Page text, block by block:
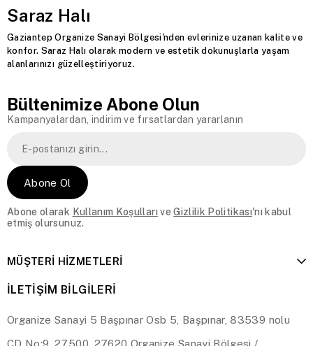
Saraz Halı
Gaziantep Organize Sanayi Bölgesi'nden evlerinize uzanan kalite ve
konfor. Saraz Halı olarak modern ve estetik dokunuşlarla yaşam
alanlarınızı güzelleştiriyoruz.
Bültenimize Abone Olun
Kampanyalardan, indirim ve fırsatlardan yararlanın
Abone Ol
Abone olarak Kullanım KoşullarıveGizlilik Politikası'nı kabul
etmiş olursunuz.
MÜŞTERİ HİZMETLERİ
İLETİŞİM BİLGİLERİ
Organize Sanayi 5 Başpınar Osb 5, Başpınar, 83539 nolu